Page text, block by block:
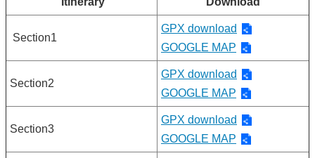
Section1
GPX download
GOOGLE MAP
Section2
GPX download
GOOGLE MAP
Section3
GPX download
GOOGLE MAP